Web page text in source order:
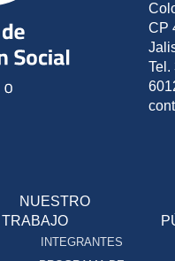
CP
Tel.
NUESTRO
TRABAJO
INTEGRANTES